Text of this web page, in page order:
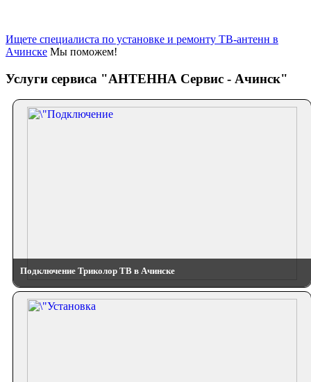
Ищете специалиста по установке и ремонту ТВ-антенн в
Ачинске Мы поможем!
Услуги сервиса "АНТЕННА Сервис - Ачинск"
Подключение Триколор ТВ в Ачинске